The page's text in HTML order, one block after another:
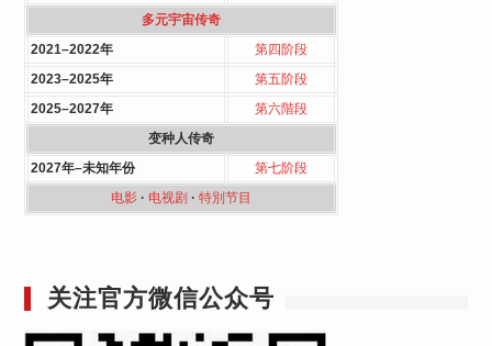
多元宇宙传奇
2021–2022年
第四阶段
2023–2025年
第五阶段
2025–2027年
第六階段
变种人传奇
2027年–未知年份
第七阶段
电影· 电视剧 · 特別节目
关注官方微信公众号